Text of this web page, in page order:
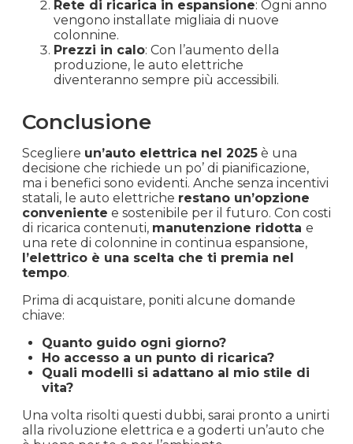
Rete di ricarica in espansione: Ogni anno
vengono installate migliaia di nuove
colonnine.
Prezzi in calo: Con l’aumento della
produzione, le auto elettriche
diventeranno sempre più accessibili.
Conclusione
Scegliere un’auto elettrica nel 2025 è una
decisione che richiede un po’ di pianificazione,
ma i benefici sono evidenti. Anche senza incentivi
statali, le auto elettriche restano un’opzione
conveniente e sostenibile per il futuro. Con costi
di ricarica contenuti, manutenzione ridotta e
una rete di colonnine in continua espansione,
l’elettrico è una scelta che ti premia nel
tempo.
Prima di acquistare, poniti alcune domande
chiave:
Quanto guido ogni giorno?
Ho accesso a un punto di ricarica?
Quali modelli si adattano al mio stile di
vita?
Una volta risolti questi dubbi, sarai pronto a unirti
alla rivoluzione elettrica e a goderti un’auto che